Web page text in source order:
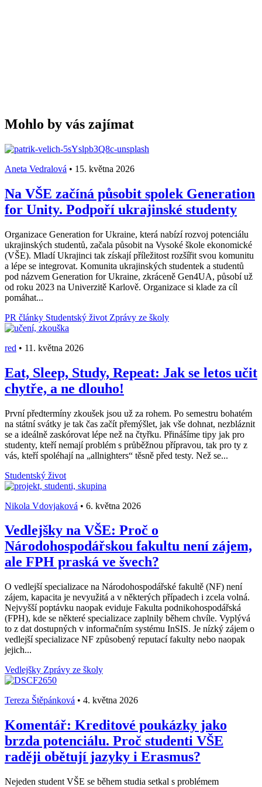
Mohlo by vás zajímat
Aneta Vedralová • 15. května 2026
Na VŠE začíná působit spolek Generation
for Unity. Podpoří ukrajinské studenty
Organizace Generation for Ukraine, která nabízí rozvoj potenciálu
ukrajinských studentů, začala působit na Vysoké škole ekonomické
(VŠE). Mladí Ukrajinci tak získají příležitost rozšířit svou komunitu
a lépe se integrovat. Komunita ukrajinských studentek a studentů
pod názvem Generation for Ukraine, zkráceně Gen4UA, působí už
od roku 2023 na Univerzitě Karlově. Organizace si klade za cíl
pomáhat...
PR články Studentský život Zprávy ze školy
red • 11. května 2026
Eat, Sleep, Study, Repeat: Jak se letos učit
chytře, a ne dlouho!
První předtermíny zkoušek jsou už za rohem. Po semestru bohatém
na státní svátky je tak čas začít přemýšlet, jak vše dohnat, nezbláznit
se a ideálně zaskórovat lépe než na čtyřku. Přinášíme tipy jak pro
studenty, kteří nemají problém s průběžnou přípravou, tak pro ty z
vás, kteří spoléhají na „allnighters“ těsně před testy. Než se...
Studentský život
Nikola Vdovjaková • 6. května 2026
Vedlejšky na VŠE: Proč o
Národohospodářskou fakultu není zájem,
ale FPH praská ve švech?
O vedlejší specializace na Národohospodářské fakultě (NF) není
zájem, kapacita je nevyužitá a v některých případech i zcela volná.
Nejvyšší poptávku naopak eviduje Fakulta podnikohospodářská
(FPH), kde se některé specializace zaplnily během chvíle. Vyplývá
to z dat dostupných v informačním systému InSIS. Je nízký zájem o
vedlejší specializace NF způsobený reputací fakulty nebo naopak
jejich...
Vedlejšky Zprávy ze školy
Tereza Štěpánková • 4. května 2026
Komentář: Kreditové poukázky jako
brzda potenciálu. Proč studenti VŠE
raději obětují jazyky i Erasmus?
Nejeden student VŠE se během studia setkal s problémem